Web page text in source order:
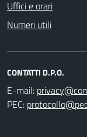
Uffici e orari
Numeri utili
CONTATTI D.P.O.
E-mail:
PEC: